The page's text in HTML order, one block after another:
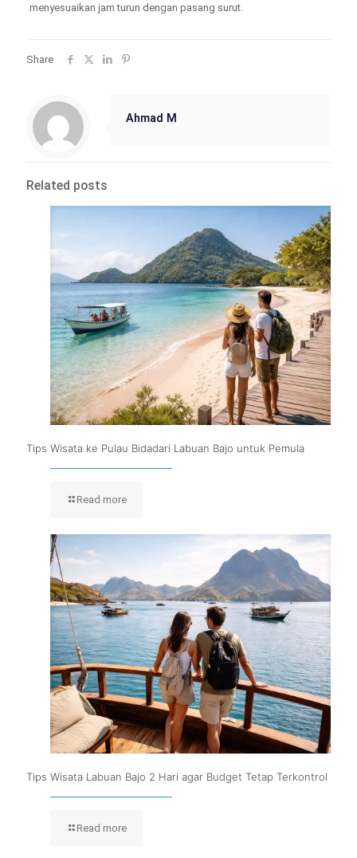
menyesuaikan jam turun dengan pasang surut.
Share
Ahmad M
Related posts
Tips Wisata ke Pulau Bidadari Labuan Bajo untuk Pemula
Read more
Tips Wisata Labuan Bajo 2 Hari agar Budget Tetap Terkontrol
Read more